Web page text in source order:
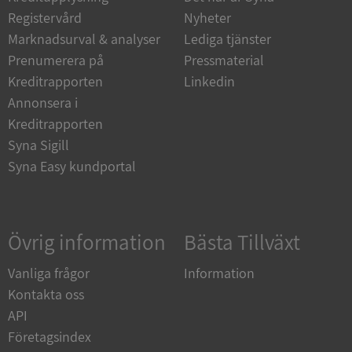
Registervård
Marknadsurval & analyser
Prenumerera på
Kreditrapporten
Annonsera i
Kreditrapporten
Syna Sigill
Syna Easy kundportal
Nyheter
Lediga tjänster
Pressmaterial
Linkedin
Övrig information
Vanliga frågor
Kontakta oss
API
Företagsindex
Bästa Tillväxt
Information
Oklassificerade
Strikt nödvändiga kakor tillåter
kärnwebbplatsfunktioner som användarinloggning
och kontohantering. Webbplatsen kan inte
användas ordentligt utan strikt nödvändiga cookies.
Namn
VISITOR_PRIVACY_METADATA
Privacy Policy